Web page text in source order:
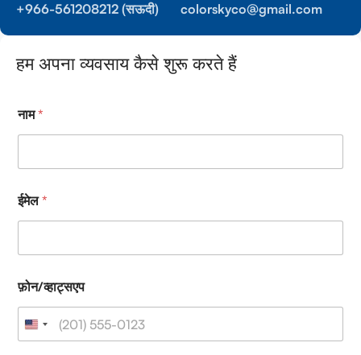
+966-561208212 (सऊदी)
colorskyco@gmail.com
हम अपना व्यवसाय कैसे शुरू करते हैं
a
m
ना
ना
म
नाम*
ईमेल*
फ़ोन/व्हाट्सएप